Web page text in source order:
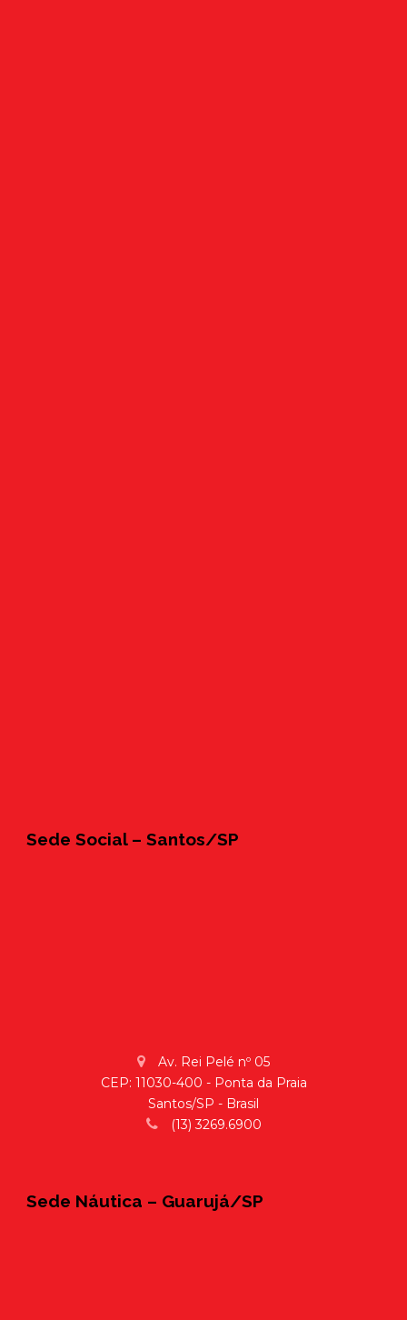
Sede Social – Santos/SP
Av. Rei Pelé nº 05
CEP: 11030-400 - Ponta da Praia
Santos/SP - Brasil
(13) 3269.6900
Sede Náutica – Guarujá/SP